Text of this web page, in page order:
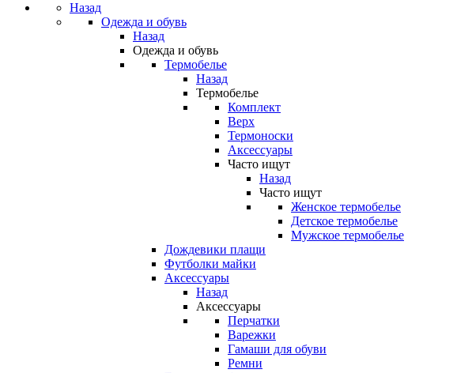
Назад
Одежда и обувь
Назад
Одежда и обувь
Термобелье
Назад
Термобелье
Комплект
Верх
Термоноски
Аксессуары
Часто ищут
Назад
Часто ищут
Женское термобелье
Детское термобелье
Мужское термобелье
Дождевики плащи
Футболки майки
Аксессуары
Назад
Аксессуары
Перчатки
Варежки
Гамаши для обуви
Ремни